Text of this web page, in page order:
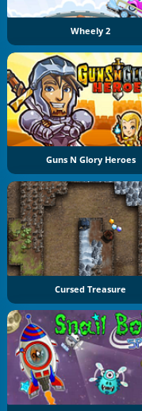
Wheely 2
Guns N Glory Heroes
Cursed Treasure